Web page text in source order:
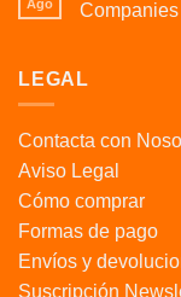
Ago
Companies
LEGAL
Contacta con
Aviso Legal
Cómo comprar
Formas de pago
Envíos y
Suscripción